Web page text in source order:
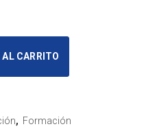
CARRITO
, Formación